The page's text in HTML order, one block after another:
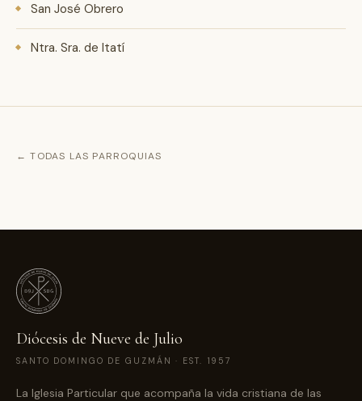
San José Obrero
Ntra. Sra. de Itatí
← TODAS LAS PARROQUIAS
Diócesis de Nueve de Julio
SANTO DOMINGO DE GUZMÁN · EST. 1957
La Iglesia Particular que acompaña la vida cristiana de las